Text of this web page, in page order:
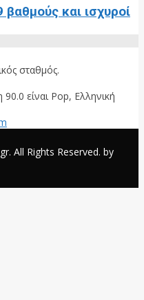
και ισχυροί
σταθμός.
είναι Pop, Ελληνική
All Rights Reserved. by